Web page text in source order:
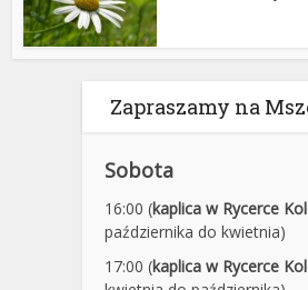
Zapraszamy na
Sobota
16:00 (kaplica w Rycerce
października do kwietnia)
17:00 (kaplica w Rycerce